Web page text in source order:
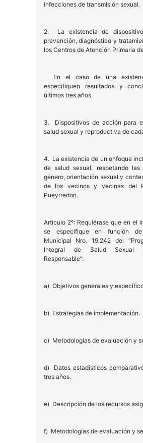
infecciones de transmisión sexual.
2. La existencia de
prevención, diagnóstico y
los Centros de Atención Primaria
En el caso de una
especifiquen resultados y
últimos tres años.
3. Dispositivos de acción para
salud sexual y reproductiva de
4. La existencia de un enfoque
de salud sexual, respetando las
género, orientación sexual y
de los vecinos y vecinas del
Pueyrredon.
Artículo 2º: Requiérase que en el
se especifique en función
Municipal Nro. 19.242 del
Integral de Salud Sexual
Responsable”:
a) Objetivos generales y
b) Estrategias de implementación.
c) Metodologías de evaluación y
d) Datos estadísticos
tres años.
e) Descripción de los recursos
f) Metodologías de evaluación y